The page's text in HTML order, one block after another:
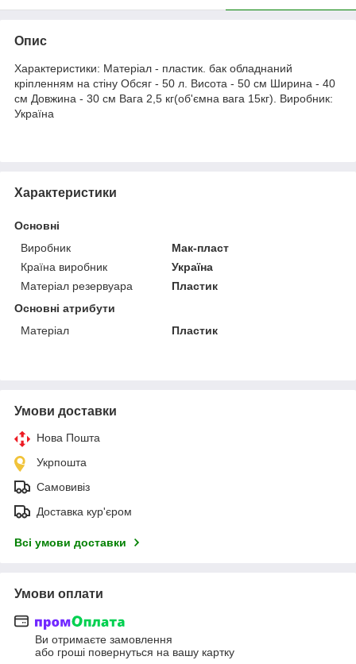
Опис
Характеристики: Матеріал - пластик. бак обладнаний
кріпленням на стіну Обсяг - 50 л. Висота - 50 см Ширина - 40
см Довжина - 30 см Вага 2,5 кг(об'ємна вага 15кг). Виробник:
Україна
Характеристики
Основні
Виробник
Мак-пласт
Країна виробник
Україна
Матеріал резервуара
Пластик
Основні атрибути
Матеріал
Пластик
Умови доставки
Нова Пошта
Укрпошта
Самовивіз
Доставка кур'єром
Всі умови доставки
Умови оплати
Ви отримаєте замовлення
або гроші повернуться на вашу картку